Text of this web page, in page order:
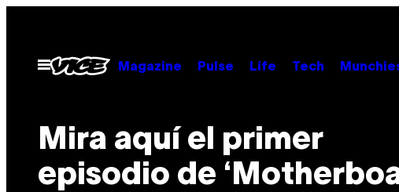
contenido
Abrir
Menú
Magazine Pulse Life Tech
Mira aquí el primer
episodio de